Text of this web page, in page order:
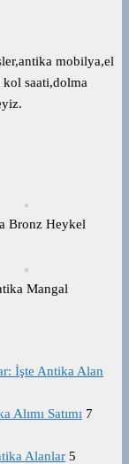
mobilya,el
kol saati,dolma
Bronz Heykel
Mangal
İşte Antika Alan
Satımı 7
Alanlar 5